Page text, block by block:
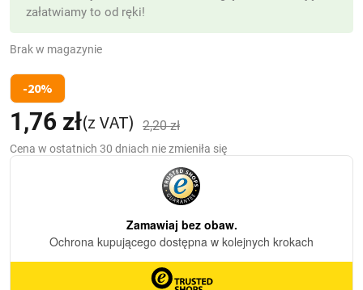
2,20zł
Pierwotna
cena
1,76 zł
Aktualna
cena
(z VAT)
Cena w ostatnich 30 dniach nie zmieniła się
-20%
Brak w magazynie
załatwiamy to od ręki!